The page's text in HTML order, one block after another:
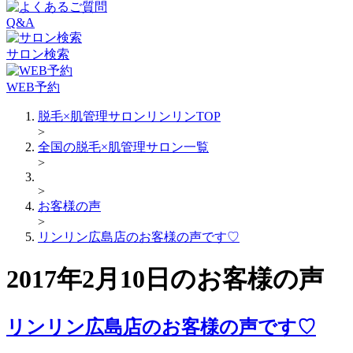
Q&A
サロン検索
WEB予約
脱毛×肌管理サロンリンリンTOP
>
全国の脱毛×肌管理サロン一覧
>
>
お客様の声
>
リンリン広島店のお客様の声です♡
2017年2月10日のお客様の声
リンリン広島店のお客様の声です♡